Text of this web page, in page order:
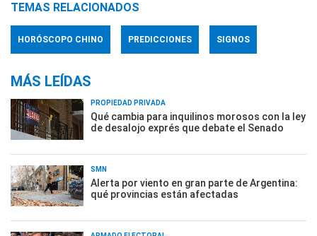
TEMAS RELACIONADOS
HORÓSCOPO CHINO PREDICCIONES SIGNOS
MÁS LEÍDAS
PROPIEDAD PRIVADA
Qué cambia para inquilinos morosos con la ley
de desalojo exprés que debate el Senado
SMN
Alerta por viento en gran parte de Argentina:
qué provincias están afectadas